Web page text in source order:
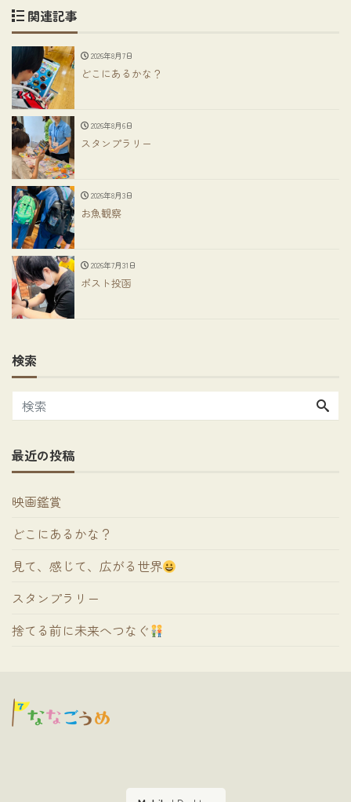
関連記事
2026年8月7日
どこにあるかな？
2026年8月6日
スタンプラリー
2026年8月3日
お魚観察
2026年7月31日
ポスト投函
検索
最近の投稿
映画鑑賞
どこにあるかな？
見て、感じて、広がる世界
スタンプラリー
捨てる前に未来へつなぐ